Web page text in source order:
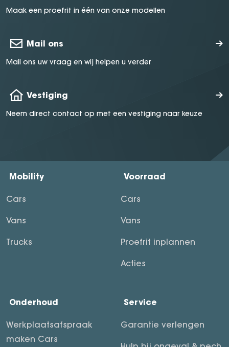
Maak een proefrit in één van onze modellen
Mail ons
Mail ons uw vraag en wij helpen u verder
Vestiging
Neem direct contact op met een vestiging naar keuze
Mobility
Cars
Vans
Trucks
Voorraad
Cars
Vans
Proefrit inplannen
Acties
Onderhoud
Werkplaatsafspraak
maken Cars
Service
Garantie verlengen